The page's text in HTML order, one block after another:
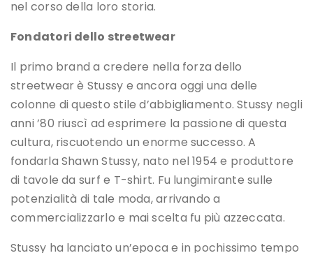
nel corso della loro storia.
Fondatori dello streetwear
Il primo brand a credere nella forza dello
streetwear è Stussy e ancora oggi una delle
colonne di questo stile d’abbigliamento. Stussy negli
anni ’80 riuscì ad esprimere la passione di questa
cultura, riscuotendo un enorme successo. A
fondarla Shawn Stussy, nato nel 1954 e produttore
di tavole da surf e T-shirt. Fu lungimirante sulle
potenzialità di tale moda, arrivando a
commercializzarlo e mai scelta fu più azzeccata.
Stussy ha lanciato un’epoca e in pochissimo tempo